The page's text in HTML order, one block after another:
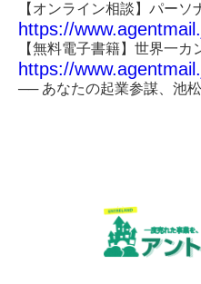
【オンライン相談】パー
https://
【無料電子書籍】世界一カ
https://
── あなたの起業参謀、池